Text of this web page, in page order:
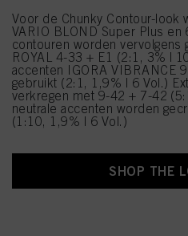
Voor de Chunky Contour-look
VARIO BLOND Super Plus en
contouren worden vervolgens
ROYAL 4-33 + E1 (2:1, 3% |
accenten IGORA VIBRANCE
gebruikt (2:1, 1,9% | 6 Vol.)
verkregen met 9-42 + 7-42
neutrale accenten worden
(1:10, 1,9% | 6 Vol.)
SHOP THE